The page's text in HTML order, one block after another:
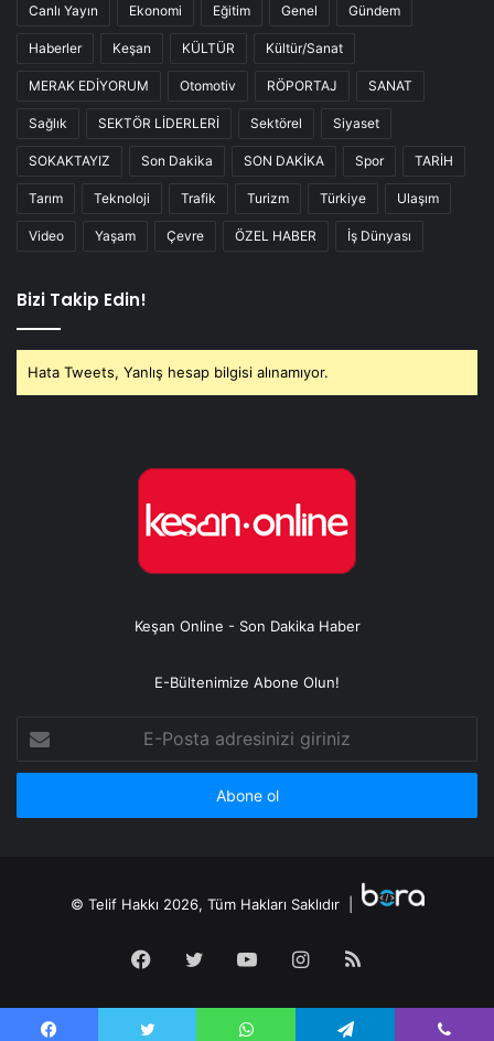
Canlı Yayın Ekonomi Eğitim Genel Gündem
Haberler Keşan KÜLTÜR Kültür/Sanat
MERAK EDİYORUM Otomotiv RÖPORTAJ SANAT
Sağlık SEKTÖR LİDERLERİ Sektörel Siyaset
SOKAKTAYIZ Son Dakika SON DAKİKA Spor TARİH
Tarım Teknoloji Trafik Turizm Türkiye Ulaşım
Video Yaşam Çevre ÖZEL HABER İş Dünyası
Bizi Takip Edin!
Hata Tweets, Yanlış hesap bilgisi alınamıyor.
Keşan Online - Son Dakika Haber
E-Bültenimize Abone Olun!
Posta
adresinizi
© Telif Hakkı 2026, Tüm Hakları Saklıdır |
Facebook
TwitterYouTubeInstagram
RSS